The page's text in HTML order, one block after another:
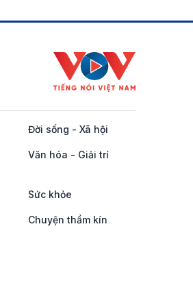
Đời sống - Xã hội
Văn hóa - Giải trí
Sức khỏe
Chuyện thầm kín